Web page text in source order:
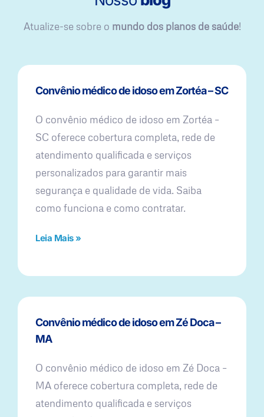
Atualize-se sobre o mundo dos planos de saúde!
Convênio médico de idoso em Zortéa – SC
O convênio médico de idoso em Zortéa –
SC oferece cobertura completa, rede de
atendimento qualificada e serviços
personalizados para garantir mais
segurança e qualidade de vida. Saiba
como funciona e como contratar.
Leia Mais »
Convênio médico de idoso em Zé Doca –
MA
O convênio médico de idoso em Zé Doca –
MA oferece cobertura completa, rede de
atendimento qualificada e serviços